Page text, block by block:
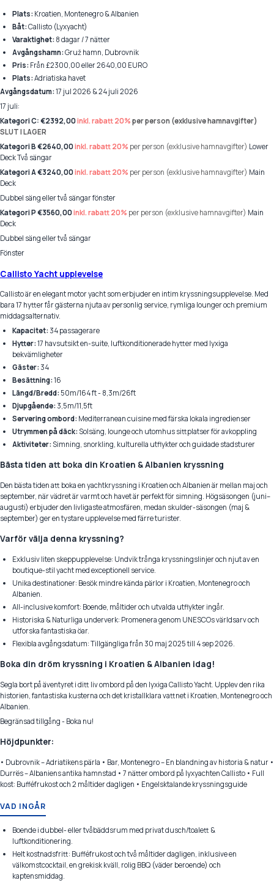
Plats: Kroatien, Montenegro & Albanien
Båt:Callisto (Lyxyacht)
Varaktighet: 8 dagar / 7 nätter
Avgångshamn:Gruž hamn, Dubrovnik
Pris: Från £2300,00 eller 2640,00 EURO
Plats:Adriatiska havet
Avgångsdatum:17 jul 2026 & 24 juli 2026
17 juli:
Kategori C: €2392,00inkl. rabatt 20% per person (exklusive hamnavgifter)
SLUT I LAGER
Kategori B €2640,00inkl. rabatt 20% per person (exklusive hamnavgifter) Lower
Deck Två sängar
Kategori A €3240,00inkl. rabatt 20% per person (exklusive hamnavgifter) Main
Deck
Dubbel säng eller två sängar fönster
Kategori P €3560,00inkl. rabatt 20% per person (exklusive hamnavgifter) Main
Deck
Dubbel säng eller två sängar
Fönster
Callisto Yacht upplevelse
Callisto är en elegant motor yacht som erbjuder en intim kryssningsupplevelse. Med
bara 17 hytter får gästerna njuta av personlig service, rymliga lounger och premium
middagsalternativ.
Kapacitet: 34 passagerare
Hytter:17 havsutsikt en-suite, luftkonditionerade hytter med lyxiga
bekvämligheter
Gäster: 34
Besättning:16
Längd/Bredd: 50m/164 ft - 8,3m/26ft
Djupgående: 3,5m/11,5ft
Servering ombord: Mediterranean cuisine med färska lokala ingredienser
Utrymmen på däck: Solsäng, lounge och utomhus sittplatser för avkoppling
Aktiviteter: Simning, snorkling, kulturella utflykter och guidade stadsturer
Bästa tiden att boka din Kroatien & Albanien kryssning
Den bästa tiden att boka en yachtkryssning i Kroatien och Albanien är mellan maj och
september, när vädret är varmt och havet är perfekt för simning. Högsäsongen (juni–
augusti) erbjuder den livligaste atmosfären, medan skulder-säsongen (maj &
september) ger en tystare upplevelse med färre turister.
Varför välja denna kryssning?
Exklusiv liten skeppupplevelse: Undvik trånga kryssningslinjer och njut av en
boutique-stil yacht med exceptionell service.
Unika destinationer: Besök mindre kända pärlor i Kroatien, Montenegro och
Albanien.
All-inclusive komfort: Boende, måltider och utvalda utflykter ingår.
Historiska & Naturliga underverk: Promenera genom UNESCOs världsarv och
utforska fantastiska öar.
Flexibla avgångsdatum: Tillgängliga från 30 maj 2025 till 4 sep 2026.
Boka din dröm kryssning i Kroatien & Albanien idag!
Segla bort på äventyret i ditt liv ombord på den lyxiga Callisto Yacht. Upplev den rika
historien, fantastiska kusterna och det kristallklara vattnet i Kroatien, Montenegro och
Albanien.
Begränsad tillgång - Boka nu!
Höjdpunkter:
• Dubrovnik – Adriatikens pärla • Bar, Montenegro – En blandning av historia & natur •
Durrës – Albaniens antika hamnstad • 7 nätter ombord på lyxyachten Callisto • Full
kost: Bufféfrukost och 2 måltider dagligen • Engelsktalande kryssningsguide
VAD INGÅR
Boende i dubbel- eller tvåbäddsrum med privat dusch/toalett &
luftkonditionering.
Helt kostnadsfritt: Bufféfrukost och två måltider dagligen, inklusive en
välkomstcocktail, en grekisk kväll, rolig BBQ (väder beroende) och
kaptensmiddag.